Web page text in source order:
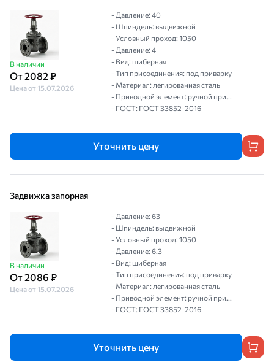
В наличии
От 2082 ₽
Цена от 15.07.2026
- Давление: 40
- Шпиндель: выдвижной
- Условный проход: 1050
- Давление: 4
- Вид: шиберная
- Тип присоединения: под приварку
- Материал: легированная сталь
- Приводной элемент: ручной при...
- ГОСТ: ГОСТ 33852-2016
Уточнить цену
Задвижка запорная
В наличии
От 2086 ₽
Цена от 15.07.2026
- Давление: 63
- Шпиндель: выдвижной
- Условный проход: 1050
- Давление: 6.3
- Вид: шиберная
- Тип присоединения: под приварку
- Материал: легированная сталь
- Приводной элемент: ручной при...
- ГОСТ: ГОСТ 33852-2016
Уточнить цену